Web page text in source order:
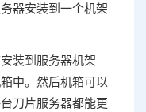
器安装到一个机架
装到服务器机架
中。然后机箱可以
刀片服务器都能更